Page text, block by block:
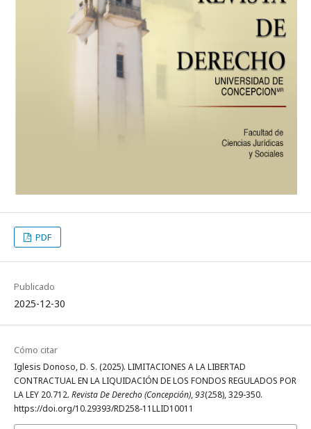
PDF
Publicado
2025-12-30
Cómo citar
Iglesis Donoso, D. S. (2025). LIMITACIONES A LA LIBERTAD
CONTRACTUAL EN LA LIQUIDACIÓN DE LOS FONDOS REGULADOS POR
LA LEY 20.712. Revista De Derecho (Concepción),93(258), 329-350.
https://doi.org/10.29393/RD258-11LLID10011